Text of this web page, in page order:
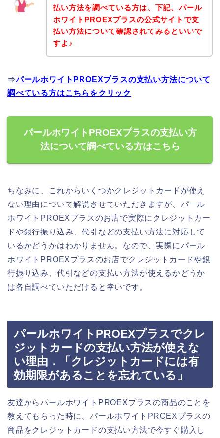
払い方法を調べている方は、下記、パール
ホワイトPROEXプラスの公式サイトで支
払い方法について確認されてみるといいで
すよ♪
⇒パールホワイトPROEXプラスの支払い方法について
調べている方はこちらをクリック
パールホワイトPROEXプラスの支払い方
法について調べている方はこちら
ちなみに、これからいくつかクレジットカードが使え
ない理由について解説させていただきますが、パール
ホワイトPROEXプラスのお店で実際にクレジットカー
ドや銀行振り込み、代引などの支払い方法に対応して
いるかどうかはわかりません。なので、実際にパール
ホワイトPROEXプラスのお店でクレジットカードや銀
行振り込み、代引などの支払い方法が使えるかどうか
は各自調べていただけると幸いです。
パールホワイトPROEXプラスでクレ
ジットカードの支払い方法が使えな
い理由．「クレジットカードには有
効期限があることを忘れている」
友達からパールホワイトPROEXプラスの商品のことを
教えてもらった時に、パールホワイトPROEXプラスの
商品をクレジットカードの支払い方法で今すぐ購入し